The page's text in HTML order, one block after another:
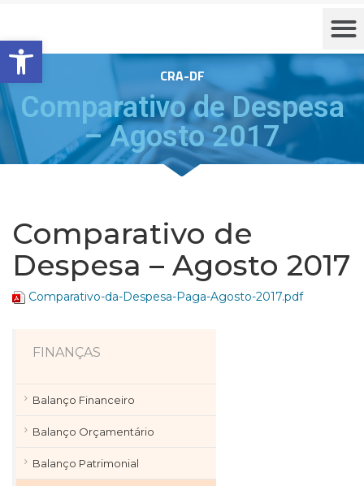
Barra de Ferramentas Aberta
CRA-DF
Comparativo de Despesa
– Agosto 2017
Comparativo de
Despesa – Agosto 2017
Comparativo-da-Despesa-Paga-Agosto-2017.pdf
FINANÇAS
Balanço Financeiro
Balanço Orçamentário
Balanço Patrimonial